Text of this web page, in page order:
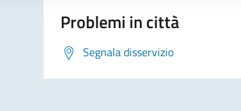
Problemi in città
Segnala disservizio